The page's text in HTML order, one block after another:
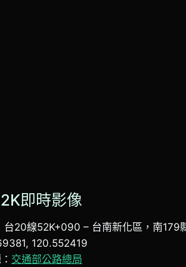
即時影像
台20線52K+090 – 台南新化區，南179
120.552419
交通部公路總局